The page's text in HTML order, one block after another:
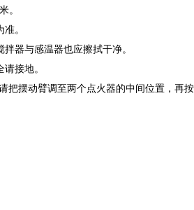
。
。
器与感温器也应擦拭干净。
接地。
把摆动臂调至两个点火器的中间位置，再